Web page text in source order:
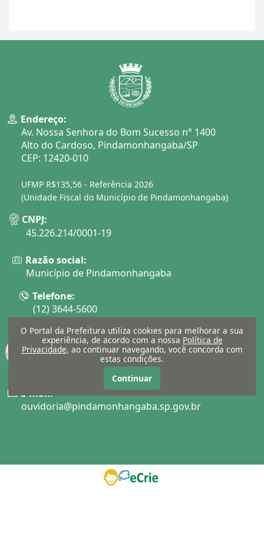
Endereço:
Av. Nossa Senhora do Bom Sucesso n° 1400
Alto do Cardoso, Pindamonhangaba/SP
CEP: 12420-010
UFMP R$135,56 - Referência 2026
(Unidade Fiscal do Município de Pindamonhangaba)
CNPJ:
45.226.214/0001-19
Razão social:
Município de Pindamonhangaba
Telefone:
(12) 3644-5600
E-mail:
ouvidoria@pindamonhangaba.sp.gov.br
O Portal da Prefeitura utiliza cookies para melhorar a sua
experiência, de acordo com a nossa Política de
Privacidade, ao continuar navegando, você concorda com
estas condições.
Continuar